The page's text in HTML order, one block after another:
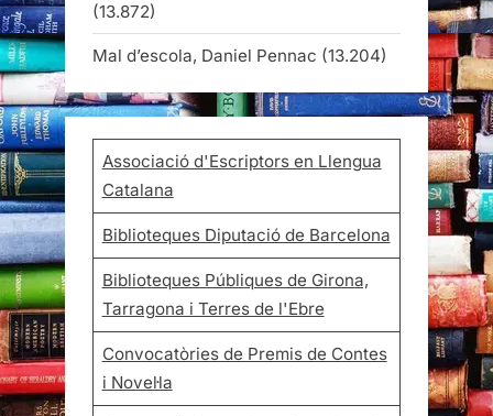
(13.872)
Mal d’escola, Daniel Pennac (13.204)
Associació d'Escriptors en Llengua
Catalana
Biblioteques Diputació de Barcelona
Biblioteques Públiques de Girona,
Tarragona i Terres de l'Ebre
Convocatòries de Premis de Contes
i Novel·la